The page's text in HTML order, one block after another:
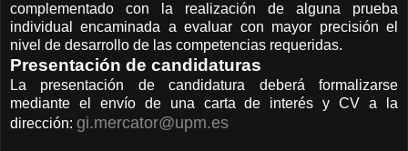
complementado con la realización de alguna prueba
individual encaminada a evaluar con mayor precisión el
nivel de desarrollo de las competencias requeridas.
Presentación de candidaturas
La presentación de candidatura deberá formalizarse
mediante el envío de una carta de interés y CV a la
dirección: gi.mercator@upm.es